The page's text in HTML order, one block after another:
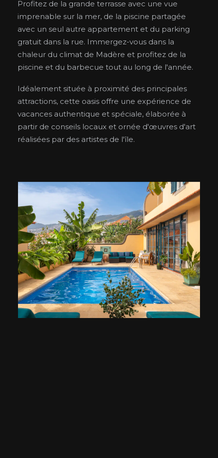
Profitez de la grande terrasse avec une vue
imprenable sur la mer, de la piscine partagée
avec un seul autre appartement et du parking
gratuit dans la rue. Immergez-vous dans la
chaleur du climat de Madère et profitez de la
piscine et du barbecue tout au long de l'année.
Idéalement située à proximité des principales
attractions, cette oasis offre une expérience de
vacances authentique et spéciale, élaborée à
partir de conseils locaux et ornée d'œuvres d'art
réalisées par des artistes de l'île.